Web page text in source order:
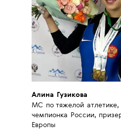
Алина Гузикова
МС по тяжелой атлетике,
чемпионка России,
Европы